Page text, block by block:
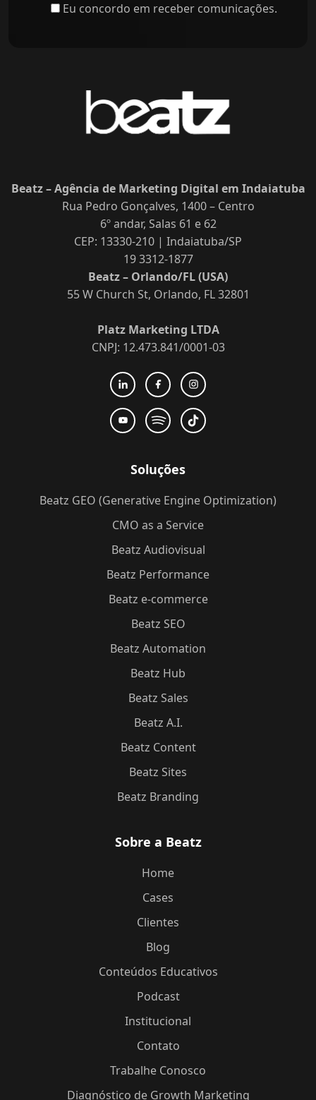
Eu concordo em receber comunicações.
Beatz – Agência de Marketing Digital em Indaiatuba
Rua Pedro Gonçalves, 1400 – Centro
6º andar, Salas 61 e 62
CEP: 13330-210 | Indaiatuba/SP
19 3312-1877
Beatz – Orlando/FL (USA)
55 W Church St, Orlando, FL 32801
Platz Marketing LTDA
CNPJ: 12.473.841/0001-03
Soluções
Beatz GEO (Generative Engine Optimization)
CMO as a Service
Beatz Audiovisual
Beatz Performance
Beatz e-commerce
Beatz SEO
Beatz Automation
Beatz Hub
Beatz Sales
Beatz A.I.
Beatz Content
Beatz Sites
Beatz Branding
Sobre a Beatz
Home
Cases
Clientes
Blog
Conteúdos Educativos
Podcast
Institucional
Contato
Trabalhe Conosco
Diagnóstico de Growth Marketing